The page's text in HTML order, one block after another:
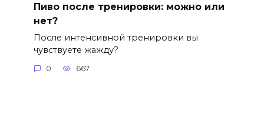
Пиво после тренировки: можно или
нет?
После интенсивной тренировки вы
чувствуете жажду?
0 667